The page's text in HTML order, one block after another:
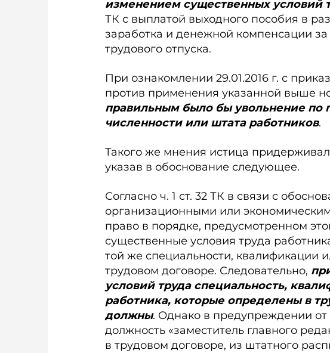
изменением существенных условий
ТК с выплатой выходного пособия в
заработка и денежной компенсации за
трудового отпуска.
При ознакомлении 29.01.2016 г. с
против применения указанной выше
правильным было бы увольнение по
численности или штата работников.
Такого же мнения истица
указав в обоснование следующее.
Согласно ч. 1 ст. 32 ТК в связи с
организационными или
право в порядке, предусмотренном
существенные условия труда
той же специальности, квалификации
трудовом договоре. Следовательно,
условий труда специальность,
работника, которые определены в
должны. Однако в предупреждении от
должность «заместитель главного
в трудовом договоре, из штатного